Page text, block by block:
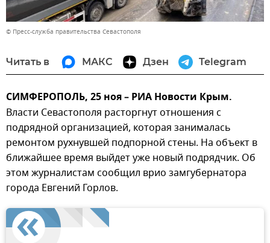
© Пресс-служба правительства Севастополя
Читать в МАКС Дзен Telegram
СИМФЕРОПОЛЬ, 25 ноя – РИА Новости Крым.
Власти Севастополя расторгнут отношения с
подрядной организацией, которая занималась
ремонтом рухнувшей подпорной стены. На объект в
ближайшее время выйдет уже новый подрядчик. Об
этом журналистам сообщил врио замгубернатора
города Евгений Горлов.